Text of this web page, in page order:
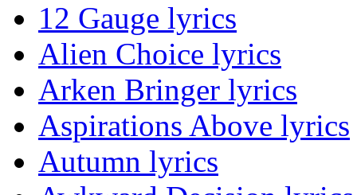
12 Gauge lyrics
Alien Choice lyrics
Arken Bringer lyrics
Aspirations Above lyrics
Autumn lyrics